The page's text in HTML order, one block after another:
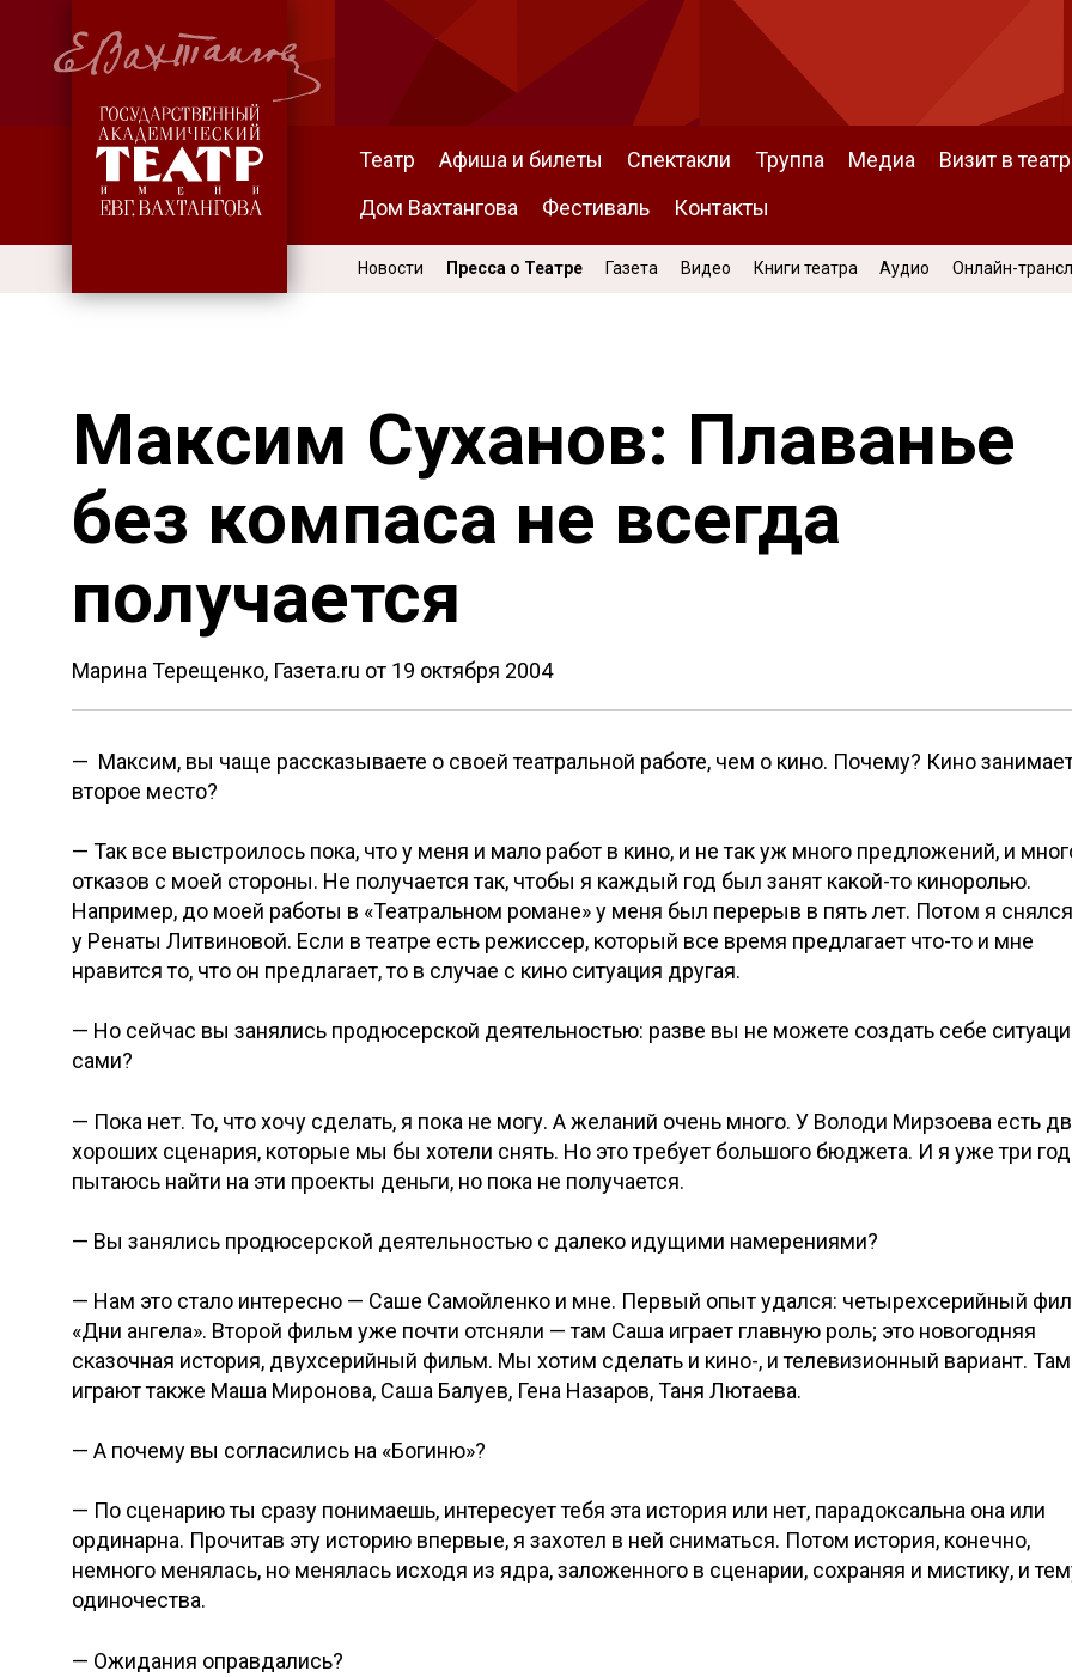
Театр Афиша и билеты Спектакли Труппа Медиа Визит в театр
Дом Вахтангова
Фестиваль Контакты
Новости Пресса о Театре Газета Видео Книги театра Аудио Онлайн-
Максим Суханов: Плаванье
без компаса не всегда
получается
Марина Терещенко, Газета.ru от 19 октября 2004
— Максим, вы чаще рассказываете о своей театральной работе, чем о кино. Почему? Кино
второе место?
— Так все выстроилось пока, что у меня и мало работ в кино, и не так уж много предложений, и
отказов с моей стороны. Не получается так, чтобы я каждый год был занят какой-то киноролью.
Например, до моей работы в «Театральном романе» у меня был перерыв в пять лет. Потом я снялся
у Ренаты Литвиновой. Если в театре есть режиссер, который все время предлагает что-то и мне
нравится то, что он предлагает, то в случае с кино ситуация другая.
— Но сейчас вы занялись продюсерской деятельностью: разве вы не можете создать себе
сами?
— Пока нет. То, что хочу сделать, я пока не могу. А желаний очень много. У Володи Мирзоева есть
хороших сценария, которые мы бы хотели снять. Но это требует большого бюджета. И я уже три
пытаюсь найти на эти проекты деньги, но пока не получается.
— Вы занялись продюсерской деятельностью с далеко идущими намерениями?
— Нам это стало интересно — Саше Самойленко и мне. Первый опыт удался: четырехсерийный
«Дни ангела». Второй фильм уже почти отсняли — там Саша играет главную роль; это новогодняя
сказочная история, двухсерийный фильм. Мы хотим сделать и кино-, и телевизионный вариант. Там
играют также Маша Миронова, Саша Балуев, Гена Назаров, Таня Лютаева.
— А почему вы согласились на «Богиню»?
— По сценарию ты сразу понимаешь, интересует тебя эта история или нет, парадоксальна она или
ординарна. Прочитав эту историю впервые, я захотел в ней сниматься. Потом история, конечно,
немного менялась, но менялась исходя из ядра, заложенного в сценарии, сохраняя и мистику, и
одиночества.
— Ожидания оправдались?